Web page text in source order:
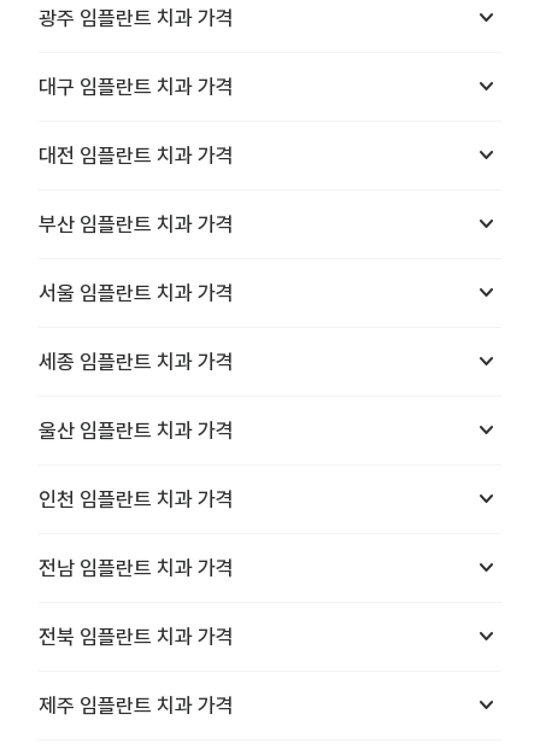
광주 임플란트 치과 가격 keyboard_arrow_down
대구 임플란트 치과 가격 keyboard_arrow_down
대전 임플란트 치과 가격 keyboard_arrow_down
부산 임플란트 치과 가격 keyboard_arrow_down
서울 임플란트 치과 가격 keyboard_arrow_down
세종 임플란트 치과 가격 keyboard_arrow_down
울산 임플란트 치과 가격 keyboard_arrow_down
인천 임플란트 치과 가격 keyboard_arrow_down
전남 임플란트 치과 가격 keyboard_arrow_down
전북 임플란트 치과 가격 keyboard_arrow_down
제주 임플란트 치과 가격 keyboard_arrow_down